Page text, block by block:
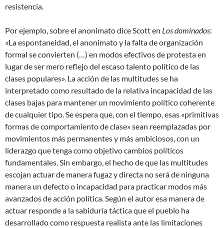
resistencia.
Por ejemplo, sobre el anonimato dice Scott en Los dominados:
«La espontaneidad, el anonimato y la falta de organización
formal se convierten (…) en modos efectivos de protesta en
lugar de ser mero reflejo del escaso talento político de las
clases populares». La acción de las multitudes se ha
interpretado como resultado de la relativa incapacidad de las
clases bajas para mantener un movimiento político coherente
de cualquier tipo. Se espera que, con el tiempo, esas «primitivas
formas de comportamiento de clase» sean reemplazadas por
movimientos más permanentes y más ambiciosos, con un
liderazgo que tenga como objetivo cambios políticos
fundamentales. Sin embargo, el hecho de que las multitudes
escojan actuar de manera fugaz y directa no será de ninguna
manera un defecto o incapacidad para practicar modos más
avanzados de acción política. Según el autor esa manera de
actuar responde a la sabiduría táctica que el pueblo ha
desarrollado como respuesta realista ante las limitaciones